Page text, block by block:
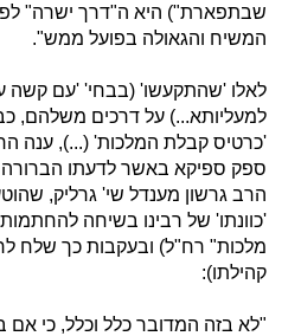
שבתפארת") היא ה"דרך ישרה"
המשיח והגאולה בפועל ממש".
לאלו 'שהתקעשו' (בבחי' 'עם קשה
למעליותא...) על דרכים משלהם,
'כרטיס קבלת המלכות' (...), ענה
ספק ספיקא באשר לדעתו הברורה
הרב גרשון מענדל שי' גרליק,
'כוונתו' של רבינו בשיחה
מלכות" רח"ל) ובעקבות כך שלח
קהילתו):
"לא בזה המדובר כלל וכלל, כי